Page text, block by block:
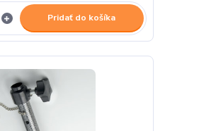
Pridať do košíka